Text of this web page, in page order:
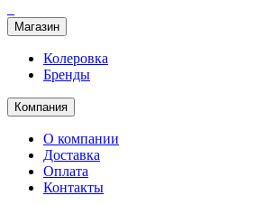
Магазин
Колеровка
Бренды
Компания
О компании
Доставка
Оплата
Контакты